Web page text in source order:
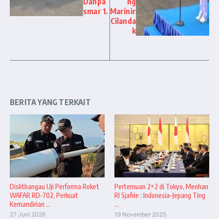
smar 1. Marinir
Cilanda
k
BERITA YANG TERKAIT
Dislitbangau Uji Performa Roket
WAFAR RD-702, Perkuat
Kemandirian ...
27 Juni 2026
Pertemuan 2+2 di Tokyo, Menhan
RI Sjafrie : Indonesia–Jepang Ting
...
19 November 2025